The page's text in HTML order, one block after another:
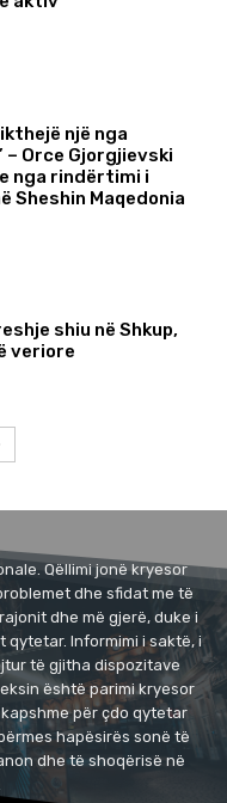
një nga
Orce Gjorgjievski
nga rindërtimi i
Sheshin Maqedonia
shiu në Shkup,
veriore
Qëllimi jonë kryesor
dhe sfidat me të
dhe më gjerë, duke i
Informimi i saktë, i
të gjitha dispozitave
është parimi kryesor
për çdo qytetar
hapësirës sonë të
dhe të shoqërisë në